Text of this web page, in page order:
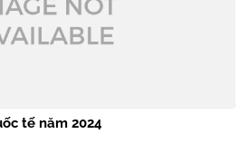
tế năm 2024